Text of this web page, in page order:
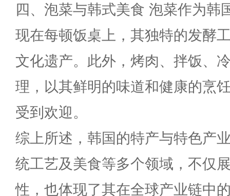
四、泡菜与韩式美食 泡菜作为韩
现在每顿饭桌上，其独特的发酵
文化遗产。此外，烤肉、拌饭、
理，以其鲜明的味道和健康的烹
受到欢迎。
综上所述，韩国的特产与特色产
统工艺及美食等多个领域，不仅
性，也体现了其在全球产业链中